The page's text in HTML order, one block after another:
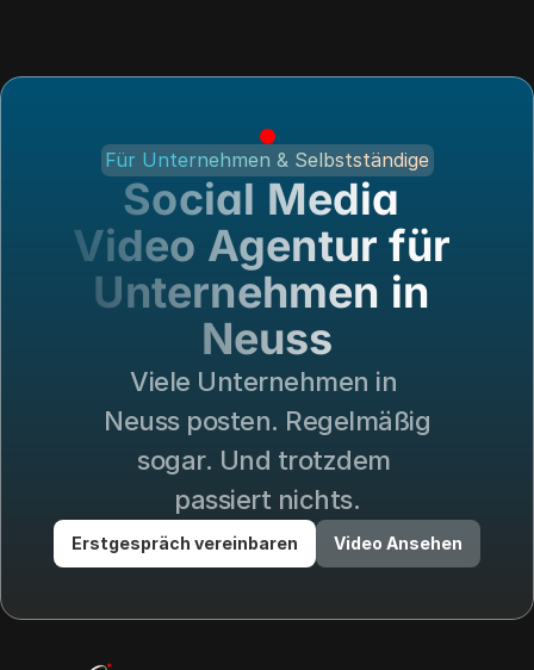
Handwerk
Für Unternehmen & Selbstständige
Social Media
Video Agentur für
Unternehmen in
Neuss
Viele Unternehmen in
Neuss posten. Regelmäßig
sogar. Und trotzdem
passiert nichts.
Erstgespräch vereinbaren Video Ansehen